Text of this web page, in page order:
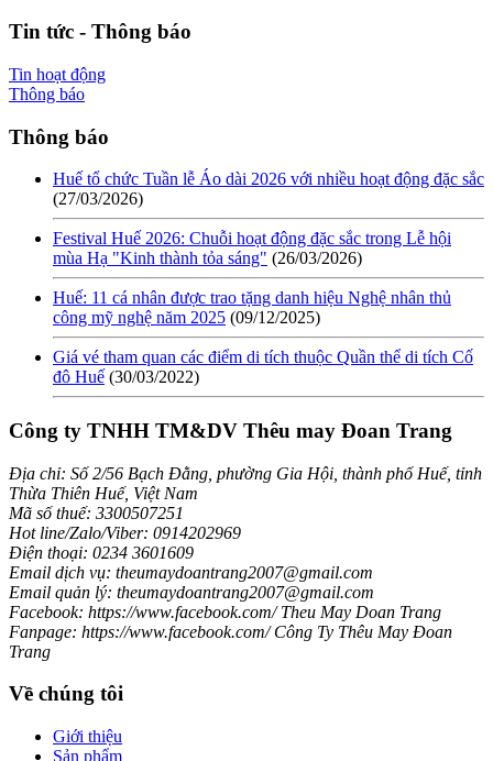
Tin tức - Thông báo
Tin hoạt động
Thông báo
Thông báo
Huế tổ chức Tuần lễ Áo dài 2026 với nhiều hoạt động đặc sắc
(27/03/2026)
Festival Huế 2026: Chuỗi hoạt động đặc sắc trong Lễ hội
mùa Hạ "Kinh thành tỏa sáng" (26/03/2026)
Huế: 11 cá nhân được trao tặng danh hiệu Nghệ nhân thủ
công mỹ nghệ năm 2025 (09/12/2025)
Giá vé tham quan các điểm di tích thuộc Quần thể di tích Cố
đô Huế (30/03/2022)
Công ty TNHH TM&DV Thêu may Đoan Trang
Địa chỉ: Số 2/56 Bạch Đằng, phường Gia Hội, thành phố Huế, tỉnh
Thừa Thiên Huế, Việt Nam
Mã số thuế: 3300507251
Hot line/Zalo/Viber: 0914202969
Điện thoại: 0234 3601609
Email dịch vụ: theumaydoantrang2007@gmail.com
Email quản lý: theumaydoantrang2007@gmail.com
Facebook: https://www.facebook.com/ Theu May Doan Trang
Fanpage: https://www.facebook.com/ Công Ty Thêu May Đoan
Trang
Về chúng tôi
Giới thiệu
Sản phẩm